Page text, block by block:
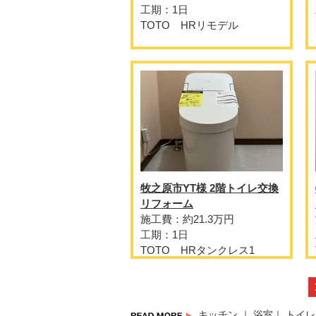
工期：1日
TOTO HRリモデル
牧之原市YT様 2階トイレ交換
リフォーム
施工費：約21.3万円
工期：1日
TOTO HRタンクレス1